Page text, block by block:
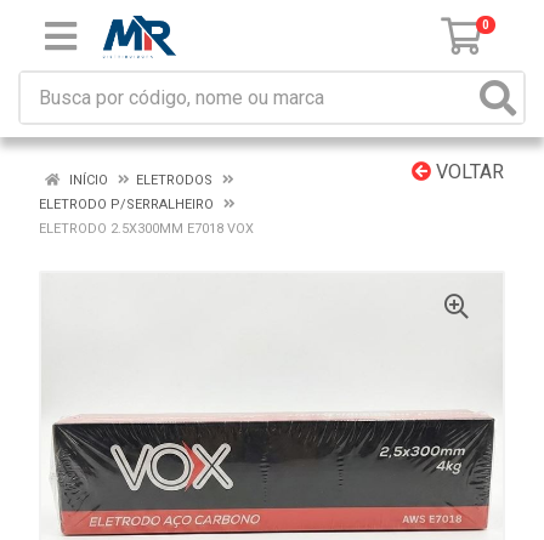
0
VOLTAR
INÍCIO
ELETRODOS
ELETRODO P/SERRALHEIRO
ELETRODO 2.5X300MM E7018 VOX